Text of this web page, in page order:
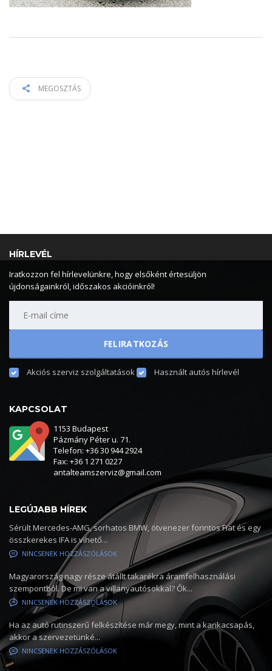
MEGOSZTÁS
HÍRLEVÉL
Iratkozzon fel hírlevelünkre, hogy elsőként értesüljön
újdonságainkról, időszakos akcióinkról!
Akciós szerviz szolgáltatások Használt autós hírlevél
KAPCSOLAT
1153 Budapest
Pázmány Péter u. 71.
Telefon: +36 30 944 2924
Fax: +36 1 271 0227
antalteamszerviz@gmail.com
LEGÚJABB HÍREK
Sérült Mercedes-AMG, sorhatos BMW, ötvenezer forintos Fiat és egy
összkerekes IFA is vihető...
NINCSENEK HOZZÁSZÓLÁSOK
Magyarország nagy része átállt takarékra áramfelhasználási
szempontból. De mi van a villanyautósokkal? Ők...
NINCSENEK HOZZÁSZÓLÁSOK
Ha az autó rutinszerű felkészítése már megy, mint a karikacsapás,
akkor a szervezetünké...
NINCSENEK HOZZÁSZÓLÁSOK